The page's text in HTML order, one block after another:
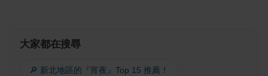
大家都在搜尋
🔎 新北地區的『宵夜』Top 15 推薦！